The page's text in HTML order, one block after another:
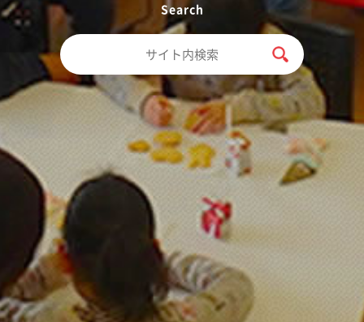
Search